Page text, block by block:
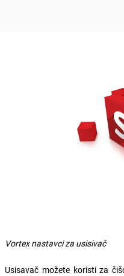
Vortex nastavci za usisivač
Usisavač možete koristi za